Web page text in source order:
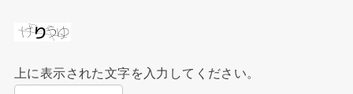
上に表示された文字を入力してください。